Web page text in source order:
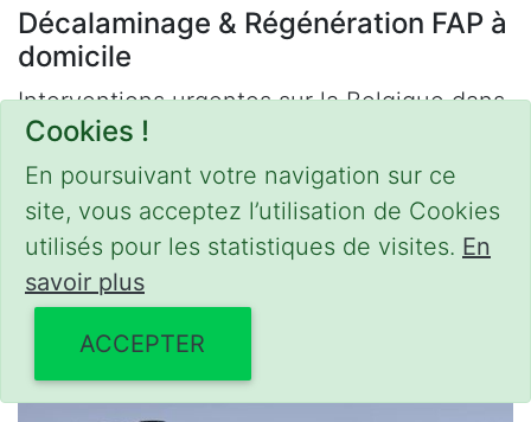
Cookies !
En poursuivant votre navigation sur ce
site, vous acceptez l’utilisation de Cookies
utilisés pour les statistiques de visites. En
savoir plus
ACCEPTER
Décalaminage & Régénération FAP à
domicile
Interventions urgentes sur la Belgique dans
les régions suivantes :
Bruxelles,Brabant Wallon ,Brabant Flamand
Hainaut,Liège,Mons ,Namur,Anvers,
Limbourg,Flandre Occidentale, Flandre
Orientale,Province du Luxembourg